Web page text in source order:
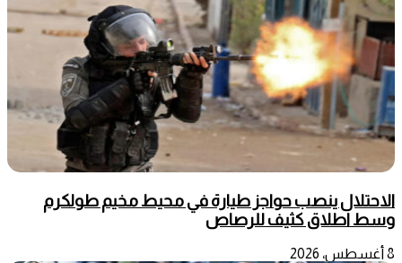
الاحتلال ينصب حواجز طيارة في محيط مخيم طولكرم
وسط اطلاق كثيف للرصاص
8 أغسطس، 2026